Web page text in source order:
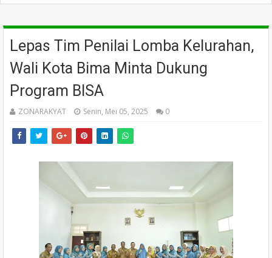
Lepas Tim Penilai Lomba Kelurahan,
Wali Kota Bima Minta Dukung
Program BISA
ZONARAKYAT Senin, Mei 05, 2025 0